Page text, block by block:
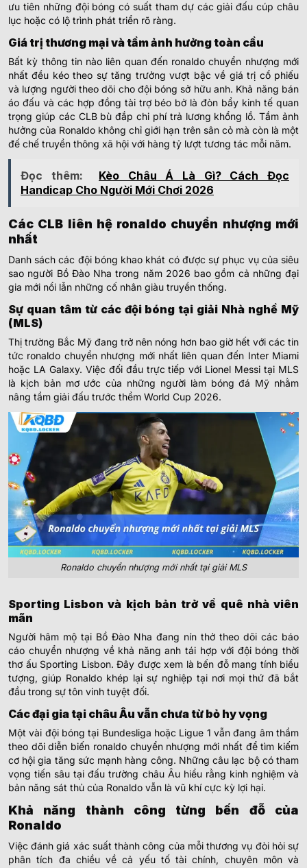
ưu tiên những đội bóng có suất tham dự các giải đấu cúp châu
lục hoặc có lộ trình phát triển rõ ràng.
Giá trị thương mại và tầm ảnh hưởng toàn cầu
Bất kỳ thông tin nào liên quan đến ronaldo chuyển nhượng mới
nhất đều kéo theo sự tăng trưởng vượt bậc về giá trị cổ phiếu
và lượng người theo dõi cho đội bóng sở hữu anh. Khả năng bán
áo đấu và các hợp đồng tài trợ béo bở là đòn bẩy kinh tế quan
trọng giúp các CLB bù đắp chi phí trả lương khổng lồ. Tầm ảnh
hưởng của Ronaldo không chỉ giới hạn trên sân cỏ mà còn là một
đế chế truyền thông xã hội với hàng tỷ lượt tương tác mỗi năm.
Đọc thêm:
Kèo Châu Á Là Gì? Cách Đọc
Handicap Cho Người Mới Chơi 2026
Các CLB liên hệ ronaldo chuyển nhượng mới
nhất
Danh sách các đội bóng khao khát có được sự phục vụ của siêu
sao người Bồ Đào Nha trong năm 2026 bao gồm cả những đại
gia mới nổi lẫn những cố nhân giàu truyền thống.
Sự quan tâm từ các đội bóng tại giải Nhà nghề Mỹ
(MLS)
Thị trường Bắc Mỹ đang trở nên nóng hơn bao giờ hết với các tin
tức ronaldo chuyển nhượng mới nhất liên quan đến Inter Miami
hoặc LA Galaxy. Việc đối đầu trực tiếp với Lionel Messi tại MLS
là kịch bản mơ ước của những người làm bóng đá Mỹ nhằm
nâng tầm giải đấu trước thềm World Cup 2026.
Ronaldo chuyển nhượng mới nhất tại giải MLS
Sporting Lisbon và kịch bản trở về quê nhà viên
mãn
Người hâm mộ tại Bồ Đào Nha đang nín thở theo dõi các báo
cáo chuyển nhượng về khả năng anh tái hợp với đội bóng thời
thơ ấu Sporting Lisbon. Đây được xem là bến đỗ mang tính biểu
tượng, giúp Ronaldo khép lại sự nghiệp tại nơi mọi thứ đã bắt
đầu trong sự tôn vinh tuyệt đối.
Các đại gia tại châu Âu vẫn chưa từ bỏ hy vọng
Một vài đội bóng tại Bundesliga hoặc Ligue 1 vẫn đang âm thầm
theo dõi diễn biến ronaldo chuyển nhượng mới nhất để tìm kiếm
cơ hội gia tăng sức mạnh hàng công. Những câu lạc bộ có tham
vọng tiến sâu tại đấu trường châu Âu hiểu rằng kinh nghiệm và
bản năng sát thủ của Ronaldo vẫn là vũ khí cực kỳ lợi hại.
Khả năng thành công từng bến đỗ của
Ronaldo
Việc đánh giá xác suất thành công của mỗi thương vụ đòi hỏi sự
phân tích đa chiều về cả yếu tố tài chính, chuyên môn và